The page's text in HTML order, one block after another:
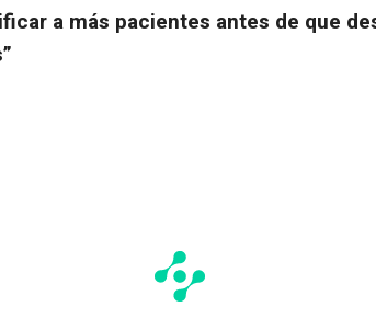
a más pacientes antes de que